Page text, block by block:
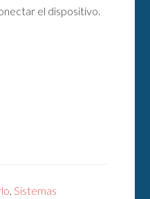
el dispositivo.
Sistemas